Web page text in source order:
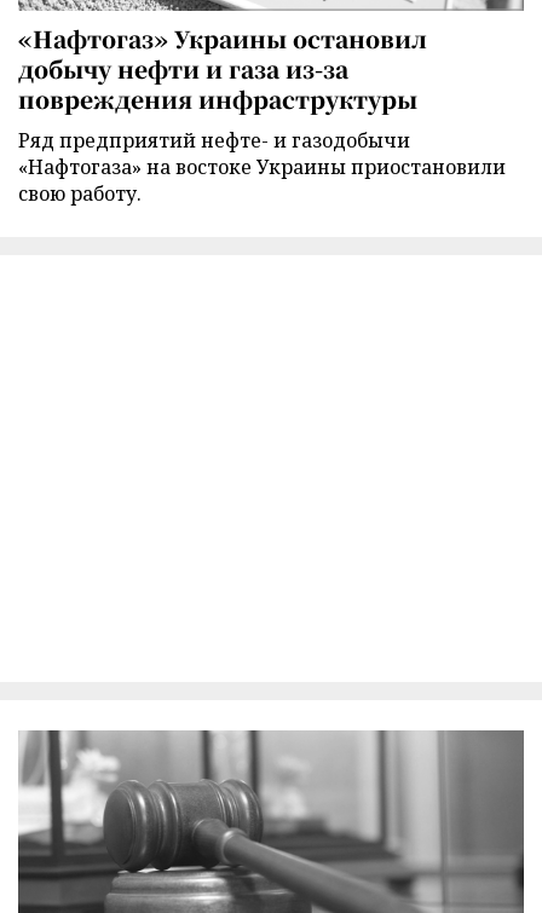
«Нафтогаз» Украины остановил
добычу нефти и газа из-за
повреждения инфраструктуры
Ряд предприятий нефте- и газодобычи
«Нафтогаза» на востоке Украины приостановили
свою работу.